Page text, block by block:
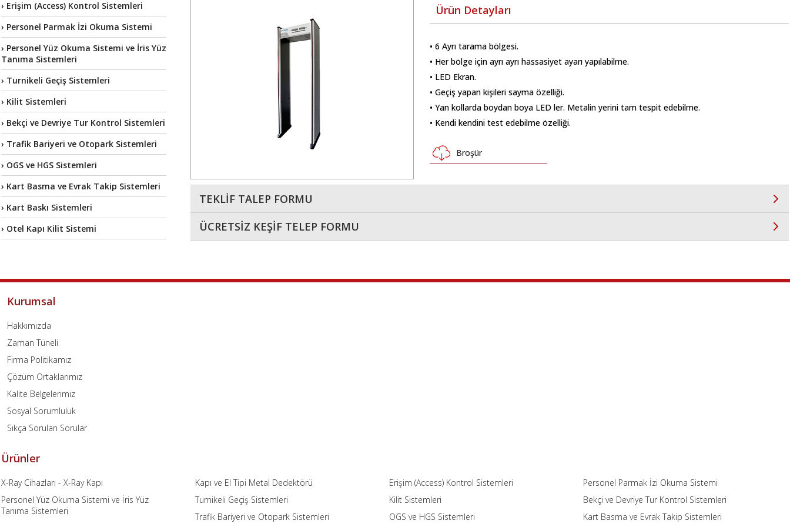
› Erişim (Access) Kontrol Sistemleri
› Personel Parmak İzi Okuma Sistemi
› Personel Yüz Okuma Sistemi ve İris Yüz
Tanıma Sistemleri
› Turnikeli Geçiş Sistemleri
› Kilit Sistemleri
› Bekçi ve Devriye Tur Kontrol Sistemleri
› Trafik Bariyeri ve Otopark Sistemleri
› OGS ve HGS Sistemleri
› Kart Basma ve Evrak Takip Sistemleri
› Kart Baskı Sistemleri
› Otel Kapı Kilit Sistemi
Ürün Detayları
• 6 Ayrı tarama bölgesi.
• Her bölge için ayrı ayrı hassasiyet ayarı yapılabilme.
• LED Ekran.
• Geçiş yapan kişileri sayma özelliği.
• Yan kollarda boydan boya LED ler. Metalin yerini tam tespit edebilme.
• Kendi kendini test edebilme özelliği.
Broşür
TEKLİF TALEP FORMU
ÜCRETSİZ KEŞİF TELEP FORMU
Kurumsal
Hakkımızda
Zaman Tüneli
Firma Politikamız
Çözüm Ortaklarımız
Kalite Belgelerimiz
Sosyal Sorumluluk
Sıkça Sorulan Sorular
Ürünler
X-Ray Cihazları - X-Ray Kapı Kapı ve El Tipi Metal Dedektörü Erişim (Access) Kontrol Sistemleri
Personel Parmak İzi Okuma Sistemi
Personel Yüz Okuma Sistemi ve İris Yüz
Tanıma Sistemleri
Turnikeli Geçiş Sistemleri Kilit Sistemleri
Bekçi ve Devriye Tur Kontrol Sistemleri
Trafik Bariyeri ve Otopark Sistemleri
OGS ve HGS Sistemleri Kart Basma ve Evrak Takip Sistemleri